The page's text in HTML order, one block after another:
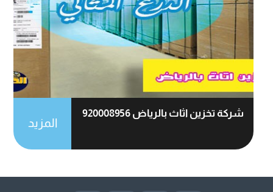
شركة تخزين اثاث بالرياض 920008956
المزيد